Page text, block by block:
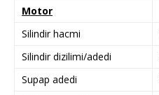
Motor
Silindir hacmi
Silindir dizilimi/adedi
Supap adedi